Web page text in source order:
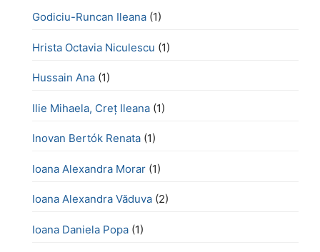
Godiciu-Runcan Ileana (1)
Hrista Octavia Niculescu (1)
Hussain Ana (1)
Ilie Mihaela, Creț Ileana (1)
Inovan Bertók Renata (1)
Ioana Alexandra Morar (1)
Ioana Alexandra Văduva (2)
Ioana Daniela Popa (1)